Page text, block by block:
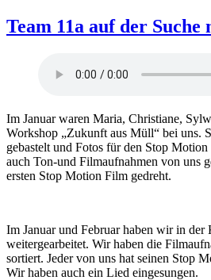
Team 11a auf der Suche
Im Januar waren Maria, Christiane,
Workshop „Zukunft aus Müll“ bei uns.
gebastelt und Fotos für den Stop
auch Ton-und Filmaufnahmen von uns
ersten Stop Motion Film gedreht.
Im Januar und Februar haben wir in der
weitergearbeitet. Wir haben die
sortiert. Jeder von uns hat seinen Stop
Wir haben auch ein Lied eingesungen.